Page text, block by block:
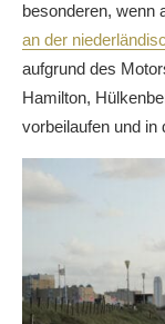
besonderen, wenn
an der
aufgrund des
Hamilton,
vorbeilaufen und in